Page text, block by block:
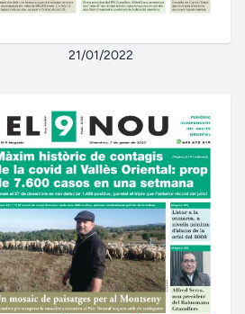
21/01/2022